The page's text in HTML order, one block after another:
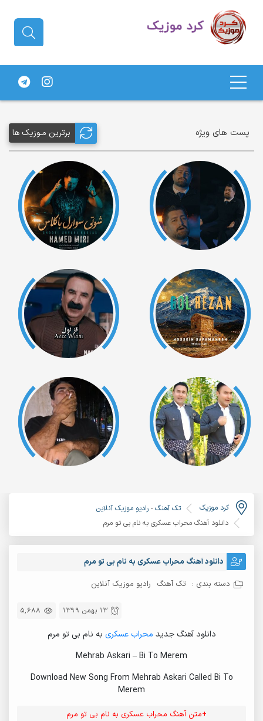
های کردی
پست های ویژه برترین مـوزیک ها
کرد موزیک تک آهنگ - رادیو موزیک آنلاین
دانلود آهنگ محراب عسکری به نام بی تو مرم
دانلود آهنگ محراب عسکری به نام بی تو مرم
دسته بندی : تک آهنگ رادیو موزیک آنلاین
5,688 13 بهمن 1399
دانلود آهنگ جدید محراب عسکری به نام بی تو مرم
Mehrab Askari – Bi To Merem
Download New Song From Mehrab Askari Called Bi To
Merem
+متن آهنگ محراب عسکری به نام بی تو مرم